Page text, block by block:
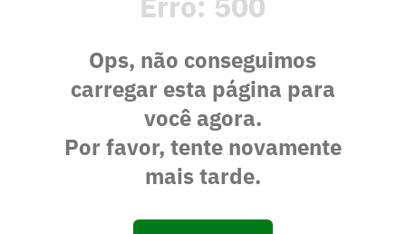
Ops, não conseguimos
carregar esta página para
você agora.
Por favor, tente novamente
mais tarde.